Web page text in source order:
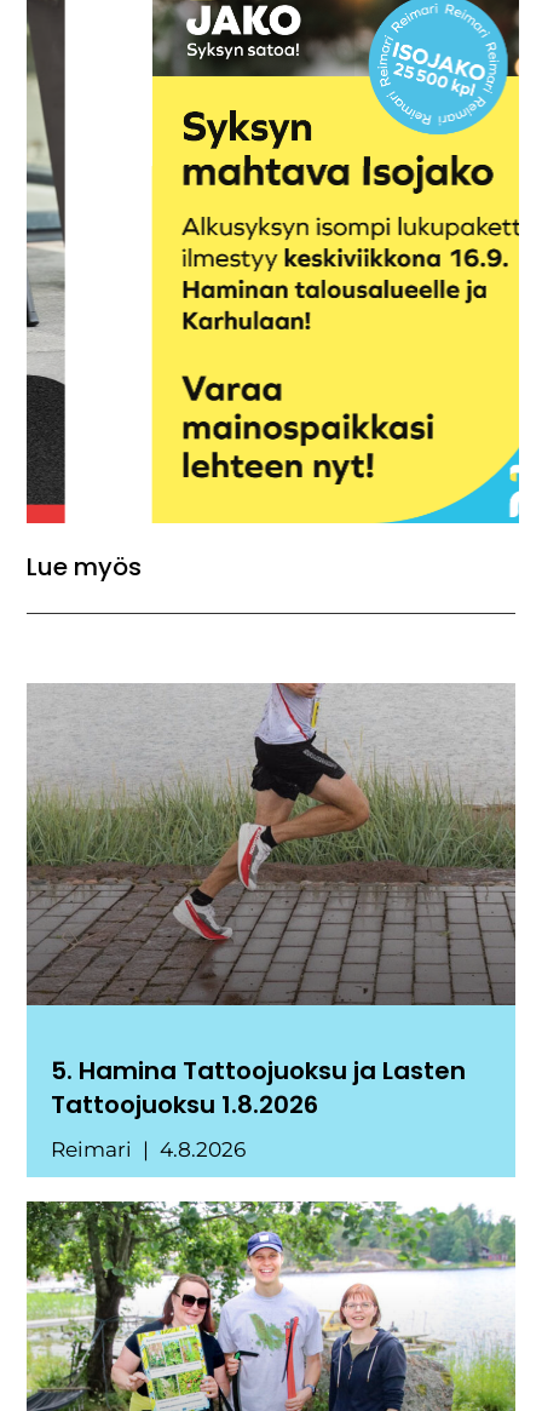
Lue myös
5. Hamina Tattoojuoksu ja Lasten
Tattoojuoksu 1.8.2026
Reimari 4.8.2026